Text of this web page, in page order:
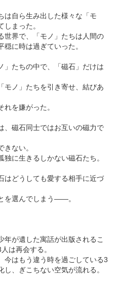
は自ら生み出した様々な「モ
しまった。
世界で、「モノ」たちは人間の
穏に時は過ぎていった。
」たちの中で、「磁石」だけは
モノ」たちを引き寄せ、結びあ
を嫌がった。
、磁石同士ではお互いの磁力で
ない。
独に生きるしかない磁石たち。
はどうしても愛する相手に近づ
を選んでしまう――。
年が遺した寓話が出版されるこ
は再会する。
今はもう違う時を過ごしている3
し、ぎこちない空気が流れる。